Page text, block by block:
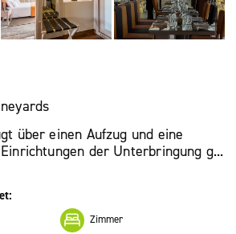
über einen Aufzug und eine
der Unterbringung g...
Zimmer